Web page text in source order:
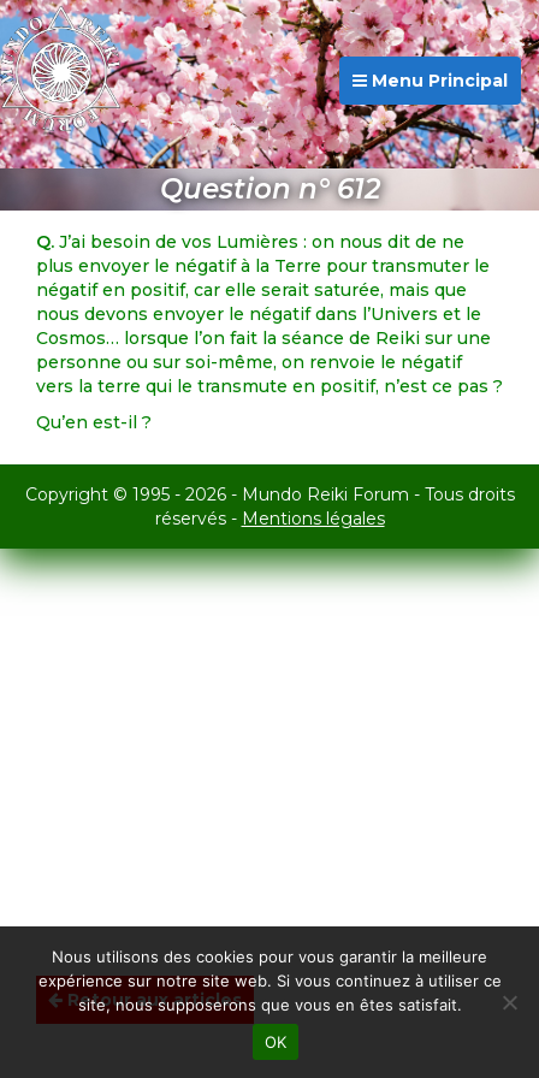
Menu Principal
Question n° 612
Retour aux articles
Q. J’ai besoin de vos Lumières : on nous dit de ne
plus envoyer le négatif à la Terre pour transmuter le
négatif en positif, car elle serait saturée, mais que
nous devons envoyer le négatif dans l’Univers et le
Cosmos… lorsque l’on fait la séance de Reiki sur une
personne ou sur soi-même, on renvoie le négatif
vers la terre qui le transmute en positif, n’est ce pas ?
Qu’en est-il ?
Copyright © 1995 - 2026 - Mundo Reiki Forum - Tous droits
réservés - Mentions légales
Nous utilisons des cookies pour vous garantir la meilleure
expérience sur notre site web. Si vous continuez à utiliser ce
site, nous supposerons que vous en êtes satisfait.
OK